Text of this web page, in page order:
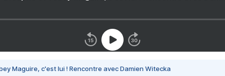
Maguire, c'est lui ! Rencontre avec Damien Witecka